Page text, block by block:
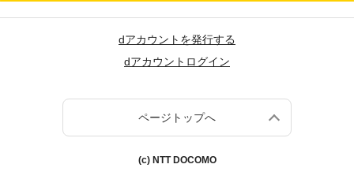
dアカウントを発行する
dアカウントログイン
ページトップへ
(c) NTT DOCOMO